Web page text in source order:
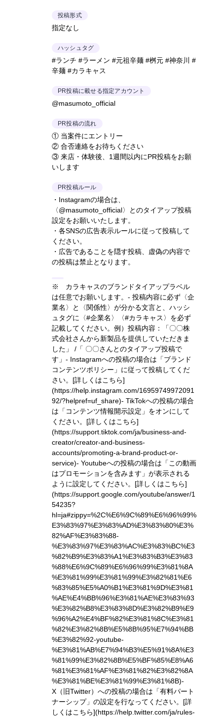
投稿形式
指定なし
ハッシュタグ
#ランチ #ラーメン #元祖辛麺 #桝元 #神奈川 #
辛麺 #カラキャス
PR投稿に載せる指定アカウント
@masumoto_official
PR投稿の流れ
① 当案件にエントリー
② 合否連絡をお待ちください
③ 来店・体験後、1週間以内にPR投稿をお願
いします
PR投稿ルール
・Instagramの場合は、
〈@masumoto_official〉とのタイアップ投稿
設定をお願いいたします。
・各SNSの広告表示ルールに従って投稿して
ください。
・広告であることを隠す投稿、虚偽の内容で
の投稿は禁止となります。
※ カラキャスのブランドタイアップラベル
は任意でお願いします。- 投稿内容に必ず〈企
業名〉と〈関係性〉が分かる文言と、ハッシ
ュタグに〈#企業名〉〈#カラキャス〉を必ず
記載してください。 例）投稿内容：「〇〇株
式会社さんから新製品を提供していただきま
した」 /「 〇〇さんとのタイアップ投稿で
す」 - Instagramへの投稿の場合は「ブランド
コンテンツポリシー」に従って投稿してくだ
さい。 [詳しくはこちら]
(https://help.instagram.com/16959749972091
92/?helpref=uf_share)- TikTokへの投稿の場合
は「コンテンツ情報開示設定」をオンにして
ください。 [詳しくはこちら]
(https://support.tiktok.com/ja/business-and-
creator/creator-and-business-
accounts/promoting-a-brand-product-or-
service)- Youtubeへの投稿の場合は「この動画
はプロモーションを含みます」が表示される
ように設定してください。 [詳しくはこちら]
(https://support.google.com/youtube/answer/1
54235?
hl=ja#zippy=%2C%E6%9C%89%E6%96%99%
E3%83%97%E3%83%AD%E3%83%80%E3%
82%AF%E3%83%88-
%E3%83%97%E3%83%AC%E3%83%BC%E3
%82%B9%E3%83%A1%E3%83%B3%E3%83
%88%E6%9C%89%E6%96%99%E3%81%8A
%E3%81%99%E3%81%99%E3%82%81%E6
%83%85%E5%A0%B1%E3%81%9D%E3%81
%AE%E4%BB%96%E3%81%AE%E3%83%93
%E3%82%B8%E3%83%8D%E3%82%B9%E9
%96%A2%E4%BF%82%E3%81%8C%E3%81
%82%E3%82%8B%E5%8B%95%E7%94%BB
%E3%82%92-youtube-
%E3%81%AB%E7%94%B3%E5%91%8A%E3
%81%99%E3%82%8B%E5%BF%85%E8%A6
%81%E3%81%AF%E3%81%82%E3%82%8A
%E3%81%BE%E3%81%99%E3%81%8B)-
X（旧Twitter）への投稿の場合は「有料パート
ナーシップ」の設定を行なってください。 [詳
しくはこちら](https://help.twitter.com/ja/rules-